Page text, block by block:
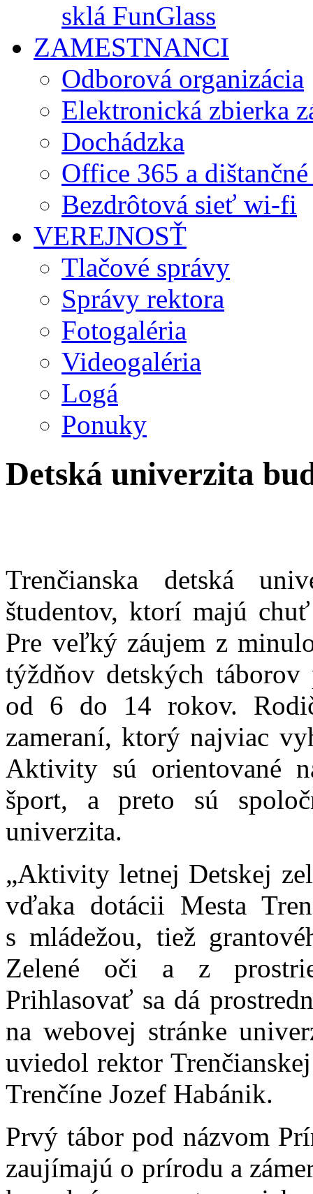
sklá FunGlass
ZAMESTNANCI
Odborová organizácia
Elektronická zbierka
Dochádzka
Office 365 a
Bezdrôtová sieť wi-fi
VEREJNOSŤ
Tlačové správy
Správy rektora
Fotogaléria
Videogaléria
Logá
Ponuky
Detská univerzita
Trenčianska detská
študentov, ktorí majú
Pre veľký záujem z
týždňov detských táborov
od 6 do 14 rokov.
zameraní, ktorý najviac
Aktivity sú orientované
šport, a preto sú
univerzita.
„Aktivity letnej Detskej
vďaka dotácii Mesta
s mládežou, tiež
Zelené oči a z
Prihlasovať sa dá
na webovej stránke
uviedol rektor
Trenčíne Jozef Habánik.
Prvý tábor pod názvom
zaujímajú o prírodu a